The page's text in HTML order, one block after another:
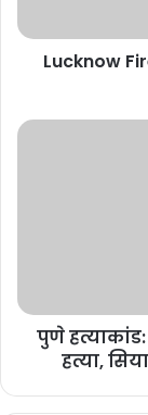
अध्यक्ष के नाम ज्ञापन
Lucknow
पुणे
हत्या,